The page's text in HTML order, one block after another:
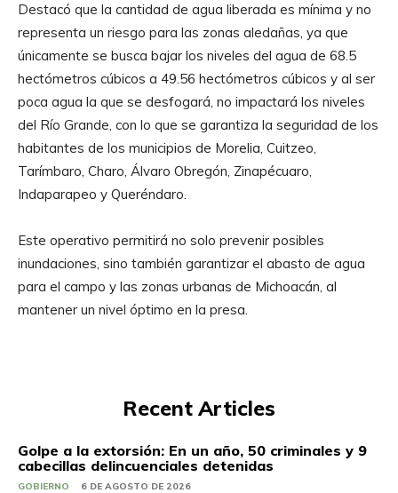
Destacó que la cantidad de agua liberada es mínima y no
representa un riesgo para las zonas aledañas, ya que
únicamente se busca bajar los niveles del agua de 68.5
hectómetros cúbicos a 49.56 hectómetros cúbicos y al ser
poca agua la que se desfogará, no impactará los niveles
del Río Grande, con lo que se garantiza la seguridad de los
habitantes de los municipios de Morelia, Cuitzeo,
Tarímbaro, Charo, Álvaro Obregón, Zinapécuaro,
Indaparapeo y Queréndaro.
Este operativo permitirá no solo prevenir posibles
inundaciones, sino también garantizar el abasto de agua
para el campo y las zonas urbanas de Michoacán, al
mantener un nivel óptimo en la presa.
Recent Articles
Golpe a la extorsión: En un año, 50 criminales y 9
cabecillas delincuenciales detenidas
GOBIERNO 6 DE AGOSTO DE 2026